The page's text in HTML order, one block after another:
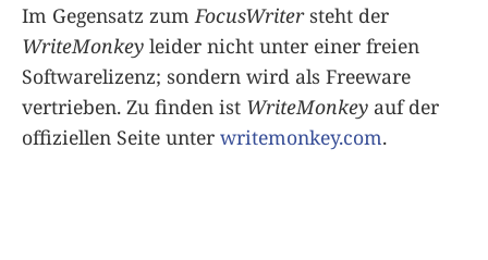
Im Gegensatz zum FocusWritersteht der
WriteMonkey leider nicht unter einer freien
Softwarelizenz; sondern wird als Freeware
vertrieben. Zu finden ist WriteMonkey auf der
offiziellen Seite unter writemonkey.com.